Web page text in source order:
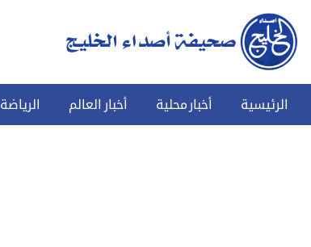
الرئيسية أخبار محلية أخبار العالم الرياضة